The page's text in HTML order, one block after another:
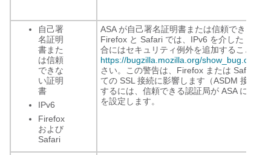
自己署
名証明
書また
は信頼
できな
い証明
書
IPv6
Firefox
および
Safari
ASA が自己署名証明書または信頼できない
Firefox と Safari では、IPv6 を介した
合にはセキュリティ例外を追加することは
https://bugzilla.mozilla.org/
さい。この警告は、Firefox または Safari か
ての SSL 接続に影響します（ASDM 接続を
するには、信頼できる認証局が ASA に対し
を設定します。